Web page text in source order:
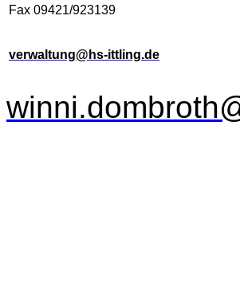
Fax 09421/923139
verwaltung@hs-ittling.de